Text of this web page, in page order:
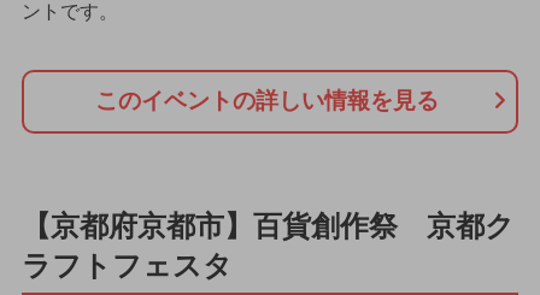
ントです。
このイベントの詳しい情報を見る
【京都府京都市】百貨創作祭 京都ク
ラフトフェスタ